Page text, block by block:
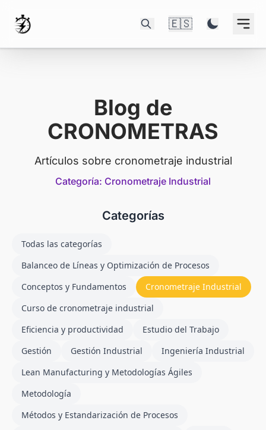
🇪🇸
Blog de
CRONOMETRAS
Artículos sobre cronometraje industrial
Categoría: Cronometraje Industrial
Categorías
Todas las categorías
Balanceo de Líneas y Optimización de Procesos
Conceptos y Fundamentos
Cronometraje Industrial
Curso de cronometraje industrial
Eficiencia y productividad
Estudio del Trabajo
Gestión
Gestión Industrial
Ingeniería Industrial
Lean Manufacturing y Metodologías Ágiles
Metodología
Métodos y Estandarización de Procesos